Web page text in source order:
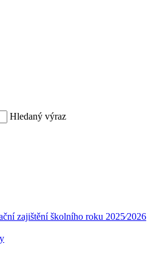
Hledaný výraz
zajištění školního roku 2025⁄2026